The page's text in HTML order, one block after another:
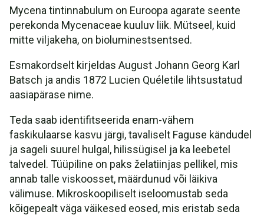
Mycena tintinnabulum on Euroopa agarate seente
perekonda Mycenaceae kuuluv liik. Mütseel, kuid
mitte viljakeha, on bioluminestsentsed.
Esmakordselt kirjeldas August Johann Georg Karl
Batsch ja andis 1872 Lucien Quéletile lihtsustatud
aasiapärase nime.
Teda saab identifitseerida enam-vähem
faskikulaarse kasvu järgi, tavaliselt Faguse kändudel
ja sageli suurel hulgal, hilissügisel ja ka leebetel
talvedel. Tüüpiline on paks želatiinjas pellikel, mis
annab talle viskoosset, määrdunud või läikiva
välimuse. Mikroskoopiliselt iseloomustab seda
kõigepealt väga väikesed eosed, mis eristab seda